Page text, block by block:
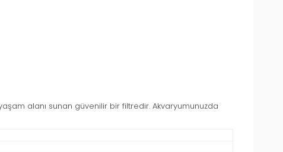
yaşam alanı sunan güvenilir bir filtredir. Akvaryumunuzda